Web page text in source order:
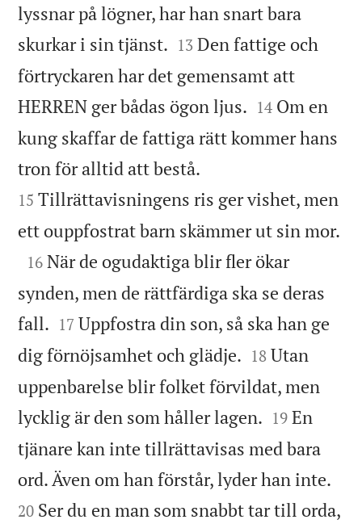
lyssnar på lögner, har han snart bara
skurkar i sin tjänst. 

13 Den fattige och
förtryckaren har det gemensamt att
HERREN ger bådas ögon ljus. 

14 Om en
kung skaffar de fattiga rätt kommer hans
tron för alltid att bestå.
15 Tillrättavisningens ris ger vishet, men
ett ouppfostrat barn skämmer ut sin mor.

16 När de ogudaktiga blir fler ökar
synden, men de rättfärdiga ska se deras
fall. 

17 Uppfostra din son, så ska han ge
dig förnöjsamhet och glädje. 

18 Utan
uppenbarelse blir folket förvildat, men
lycklig är den som håller lagen. 

19 En
tjänare kan inte tillrättavisas med bara
ord. Även om han förstår, lyder han inte.
20 Ser du en man som snabbt tar till orda,